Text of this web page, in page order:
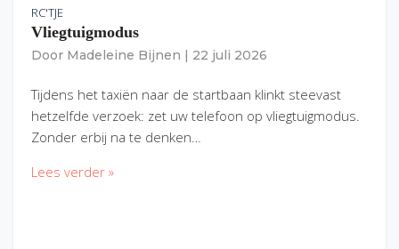
RC'TJE
Vliegtuigmodus
Door Madeleine Bijnen 22 juli 2026
Tijdens het taxiën naar de startbaan klinkt steevast
hetzelfde verzoek: zet uw telefoon op vliegtuigmodus.
Zonder erbij na te denken…
Lees verder »